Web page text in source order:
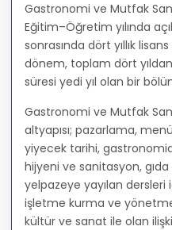
Gastronomi ve Mutfak
Eğitim–Öğretim yılında
sonrasında dört yıllık
dönem, toplam dört
süresi yedi yıl olan bir
Gastronomi ve Mutfak
altyapısı; pazarlama,
yiyecek tarihi,
hijyeni ve sanitasyon,
yelpazeye yayılan
işletme kurma ve
kültür ve sanat ile olan